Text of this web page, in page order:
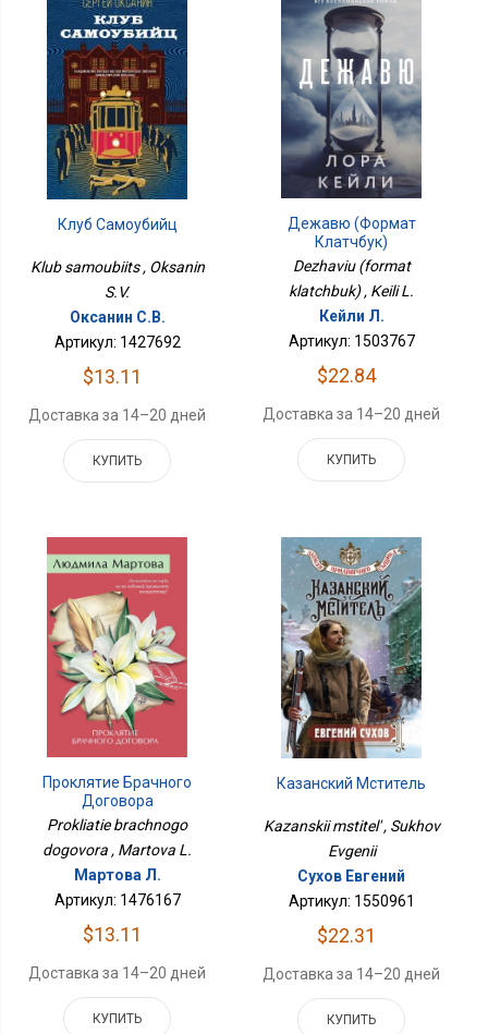
Клуб Самоубийц
Klub samoubiits , Oksanin
S.V.
Оксанин С.В.
Артикул: 1427692
$13.11
Доставка за 14–20 дней
КУПИТЬ
Дежавю (формат
Клатчбук)
Dezhaviu (format
klatchbuk) , Keili L.
Кейли Л.
Артикул: 1503767
$22.84
Доставка за 14–20 дней
КУПИТЬ
Проклятие Брачного
Договора
Prokliatie brachnogo
dogovora , Martova L.
Мартова Л.
Артикул: 1476167
$13.11
Доставка за 14–20 дней
КУПИТЬ
Казанский Мститель
Kazanskii mstitel' , Sukhov
Evgenii
Сухов Евгений
Артикул: 1550961
$22.31
Доставка за 14–20 дней
КУПИТЬ